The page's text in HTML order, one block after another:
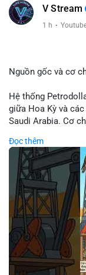
Xem chi tiết các
V Stream
1 h ·
Nguồn gốc và cơ
Hệ thống
giữa Hoa Kỳ và
Saudi Arabia. Cơ
đồng tiền này
Petrodollar đóng
mạnh tài chính Mỹ
cầu.
🎥 Xem video trực
Nguồn: Cú Thông
Đọc thêm